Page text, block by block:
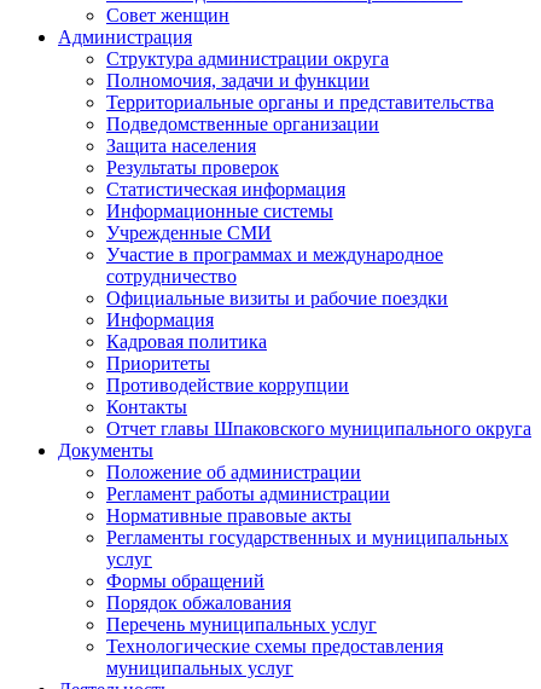
Совет женщин
Администрация
Структура администрации округа
Полномочия, задачи и функции
Территориальные органы и представительства
Подведомственные организации
Защита населения
Результаты проверок
Статистическая информация
Информационные системы
Учрежденные СМИ
Участие в программах и международное
сотрудничество
Официальные визиты и рабочие поездки
Информация
Кадровая политика
Приоритеты
Противодействие коррупции
Контакты
Отчет главы Шпаковского муниципального округа
Документы
Положение об администрации
Регламент работы администрации
Нормативные правовые акты
Регламенты государственных и муниципальных
услуг
Формы обращений
Порядок обжалования
Перечень муниципальных услуг
Технологические схемы предоставления
муниципальных услуг